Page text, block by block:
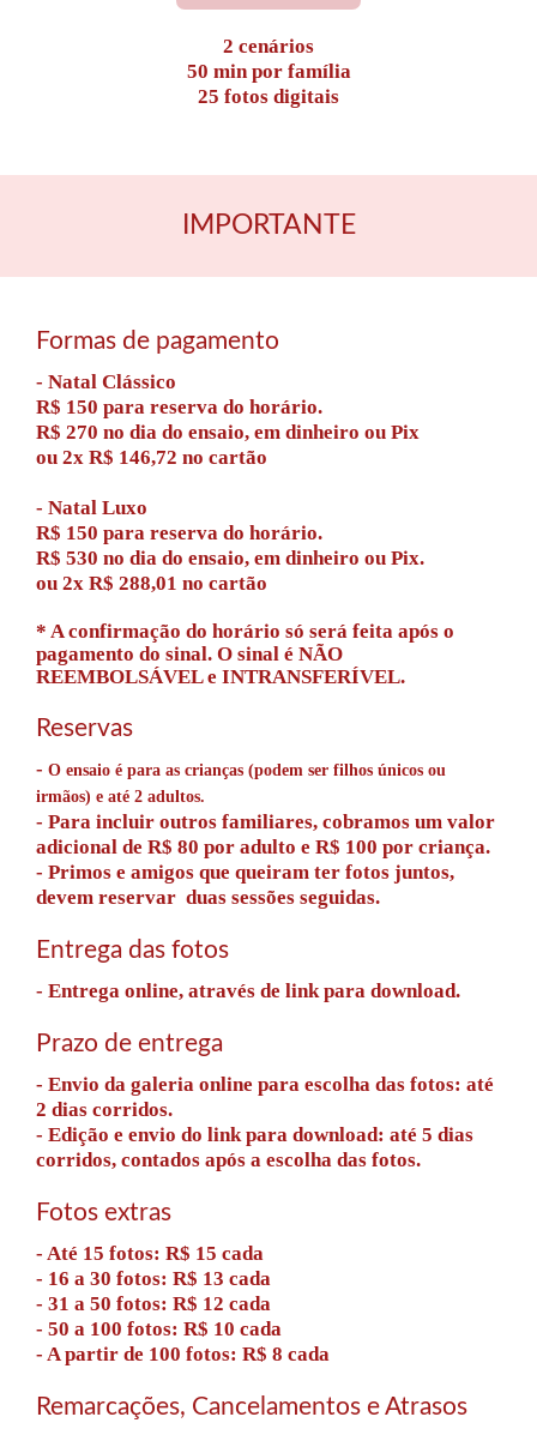
2 cenários
50 min por família
25 fotos digitais
IMPORTANTE
Formas de pagamento
- Natal Clássico
R$ 150 para reserva do horário.
R$ 270 no dia do ensaio, em dinheiro ou Pix
ou 2x R$ 146,72 no cartão
- Natal Luxo
R$ 150 para reserva do horário.
R$ 530 no dia do ensaio, em dinheiro ou Pix.
ou 2x R$ 288,01 no cartão
* A confirmação do horário só será feita após o
pagamento do sinal. O sinal é NÃO
REEMBOLSÁVEL e INTRANSFERÍVEL.
Reservas
- O ensaio é para as crianças (podem ser filhos únicos ou
irmãos) e até 2 adultos.
- Para incluir outros familiares, cobramos um valor
adicional de R$ 80 por adulto e R$ 100 por criança.
- Primos e amigos que queiram ter fotos juntos,
devem reservar duas sessões seguidas.
Entrega das fotos
- Entrega online, através de link para download.
Prazo de entrega
- Envio da galeria online para escolha das fotos: até
2 dias corridos.
- Edição e envio do link para download: até 5 dias
corridos, contados após a escolha das fotos.
Fotos extras
- Até 15 fotos: R$ 15 cada
- 16 a 30 fotos: R$ 13 cada
- 31 a 50 fotos: R$ 12 cada
- 50 a 100 fotos: R$ 10 cada
- A partir de 100 fotos: R$ 8 cada
Remarcações, Cancelamentos e Atrasos